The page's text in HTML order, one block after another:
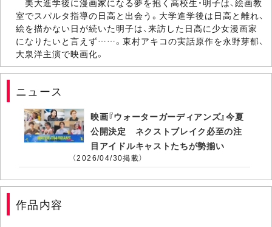
美大進学後に漫画家になる夢を抱く高校生・明子は、絵画教
室でスパルタ指導の日高と出会う。大学進学後は日高と離れ、
絵を描かない日が続いた明子は、来訪した日高に少女漫画家
になりたいと言えず……。東村アキコの実話原作を永野芽郁、
大泉洋主演で映画化。
ニュース
映画『ウォーターガーディアンズ』今夏
公開決定 ネクストブレイク必至の注
目アイドルキャストたちが勢揃い
（2026/04/30掲載）
作品内容